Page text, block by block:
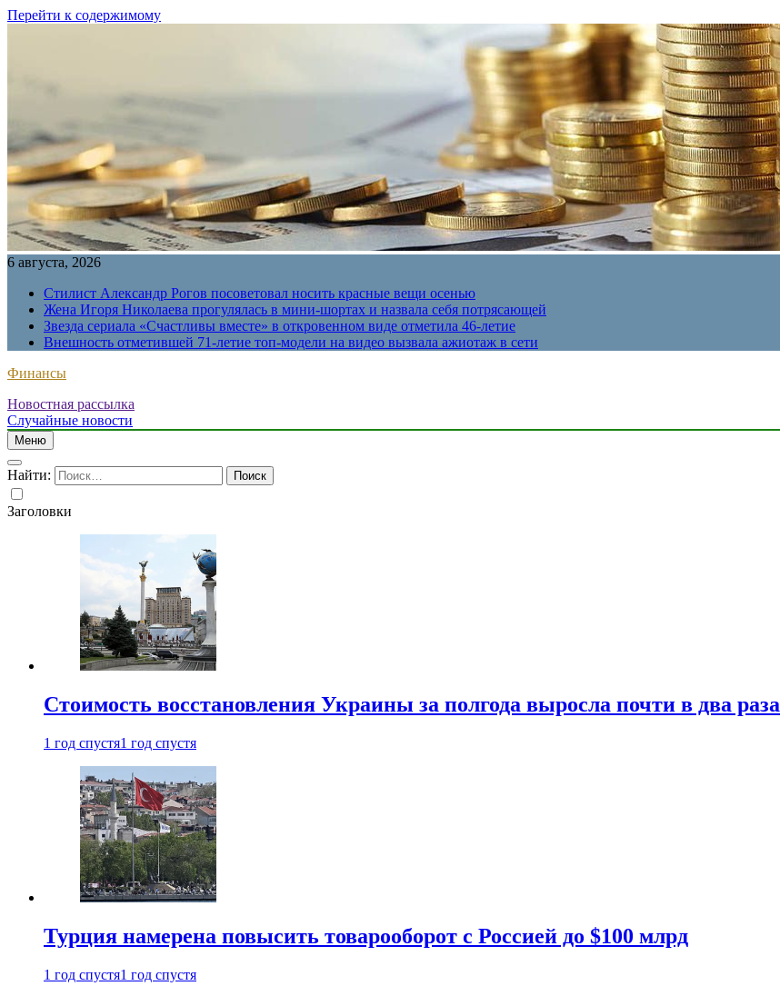
Перейти к содержимому
6 августа, 2026
Стилист Александр Рогов посоветовал носить красные вещи осенью
Жена Игоря Николаева прогулялась в мини-шортах и назвала себя потрясающей
Звезда сериала «Счастливы вместе» в откровенном виде отметила 46-летие
Внешность отметившей 71-летие топ-модели на видео вызвала ажиотаж в сети
Финансы
Новостная рассылка
Случайные новости
Меню
Найти:
Заголовки
Стоимость восстановления Украины за полгода выросла почти в два раза
1 год спустя1 год спустя
Турция намерена повысить товарооборот с Россией до $100 млрд
1 год спустя1 год спустя